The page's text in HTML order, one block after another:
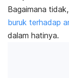
Bagaimana
buruk terhadap
dalam hatinya.